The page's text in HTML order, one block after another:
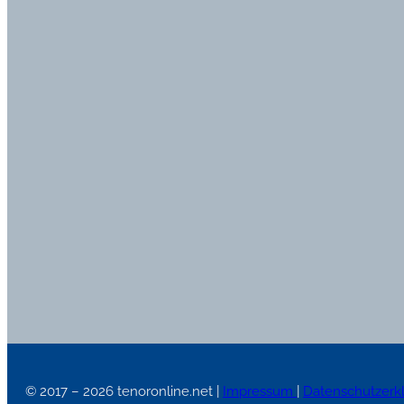
© 2017 – 2026 tenoronline.net | Impressum